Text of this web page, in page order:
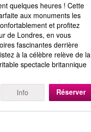
quelques heures ! Cette
aux monuments les
et profitez
de Londres, en vous
fascinantes derrière
à la célèbre relève de la
spectacle britannique
Info Réserver